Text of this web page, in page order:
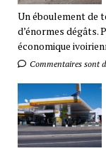
Un éboulement de
d’énormes dégâts.
économique
Commentaires sont